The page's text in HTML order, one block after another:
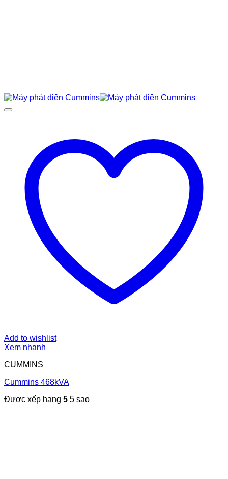
Add to wishlist
Xem nhanh
CUMMINS
Cummins 468kVA
Được xếp hạng 5 5 sao